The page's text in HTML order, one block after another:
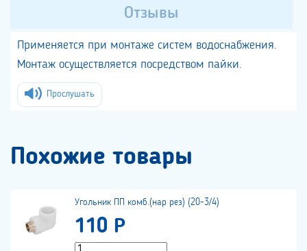
Отзывы
Применяется при монтаже систем водоснабжения.
Монтаж осуществляется посредством пайки.
Прослушать
Похожие товары
Угольник ПП комб.(нар рез) (20-3/4)
110 Р